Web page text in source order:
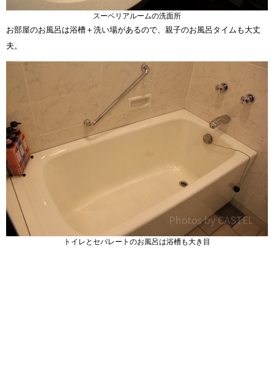
スーペリアルームの洗面所
お部屋のお風呂は浴槽＋洗い場があるので、親子のお風呂タイムも大丈
夫。
トイレとセパレートのお風呂は浴槽も大き目